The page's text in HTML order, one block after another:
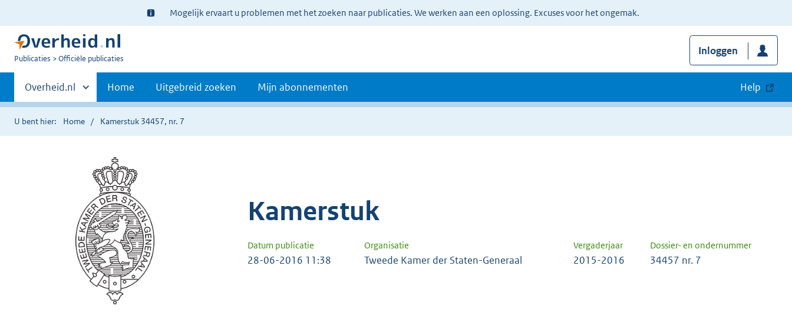
Ter
informatie:
Mogelijk ervaart u problemen met het zoeken naar publicaties. We werken aan een oplossing. Excuses voor het ongemak.
U
Publicaties Officiële publicaties
Inloggen
Primaire
navigatie
Andere
sites
binnen
Overheid.nl Home Uitgebreid zoeken Mijn abonnementen Help
U bent hier: Home Kamerstuk 34457, nr. 7
Kamerstuk
Datum publicatie Organisatie Vergaderjaar Dossier- en ondernummer
28-06-2016 11:38 Tweede Kamer der Staten-Generaal 2015-2016 34457 nr. 7